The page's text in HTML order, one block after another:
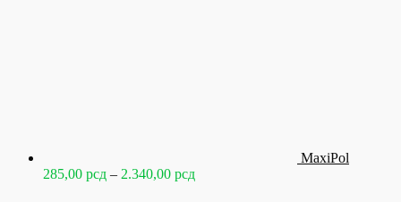
MaxiPol
285,00 рсд – 2.340,00 рсдRaspon